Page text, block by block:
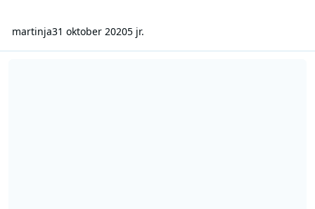
martinja31 oktober 20205 jr.